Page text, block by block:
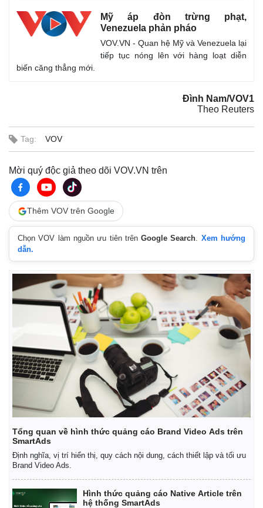
Quan sát
Multimedia
Infographic
Mỹ áp đòn trừng phạt,
Venezuela phản pháo
VOV.VN - Quan hệ Mỹ và Venezuela lại
tiếp tục nóng lên với hàng loạt diễn
biến căng thẳng mới.
Đình Nam/VOV1
Theo Reuters
Tag: VOV
Mời quý độc giả theo dõi VOV.VN trên
Thêm VOV trên Google
Chọn VOV làm nguồn ưu tiên trênGoogle Search. Xem hướng
dẫn.
Tổng quan về hình thức quảng cáo Brand Video Ads trên
SmartAds
Định nghĩa, vị trí hiển thị, quy cách nội dung, cách thiết lập và tối ưu
Brand Video Ads.
Hình thức quảng cáo Native Article trên
hệ thống SmartAds